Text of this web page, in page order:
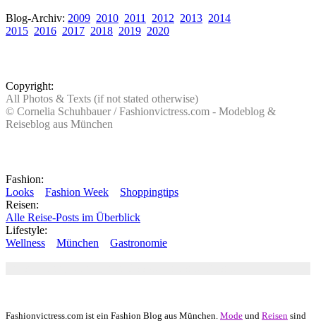
Blog-Archiv: 2009 2010 2011 2012 2013 2014
2015 2016 2017 2018 2019 2020
Copyright:
All Photos & Texts (if not stated otherwise)
© Cornelia Schuhbauer / Fashionvictress.com - Modeblog &
Reiseblog aus München
Fashion:
Looks
Fashion Week
Shoppingtips
Reisen:
Alle Reise-Posts im Überblick
Lifestyle:
Wellness
München Gastronomie
Fashionvictress.com ist ein Fashion Blog aus München. Mode und Reisen sind